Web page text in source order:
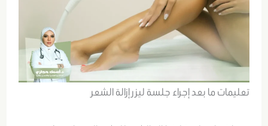
تعليمات ما بعد إجراء جلسة ليزر إزالة الشعر